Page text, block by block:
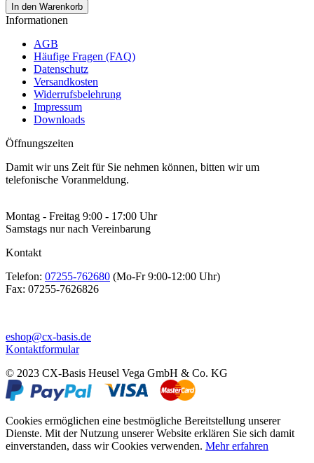
In den Warenkorb
Informationen
AGB
Häufige Fragen (FAQ)
Datenschutz
Versandkosten
Widerrufsbelehrung
Impressum
Downloads
Öffnungszeiten
Damit wir uns Zeit für Sie nehmen können, bitten wir um
telefonische Voranmeldung.
Montag - Freitag 9:00 - 17:00 Uhr
Samstags nur nach Vereinbarung
Kontakt
Telefon: 07255-762680 (Mo-Fr 9:00-12:00 Uhr)
Fax: 07255-7626826
eshop@cx-basis.de
Kontaktformular
© 2023 CX-Basis Heusel Vega GmbH & Co. KG
Cookies ermöglichen eine bestmögliche Bereitstellung unserer
Dienste. Mit der Nutzung unserer Website erklären Sie sich damit
einverstanden, dass wir Cookies verwenden. Mehr erfahren